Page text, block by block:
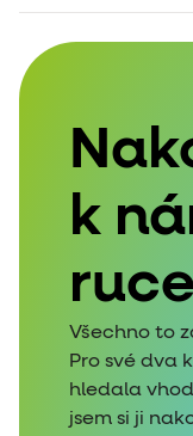
k
ruce
Všechno to
Pro své dva
hledala
jsem si ji